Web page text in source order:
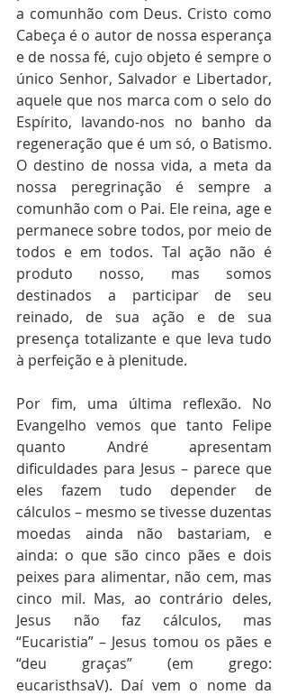
a comunhão com Deus. Cristo como
Cabeça é o autor de nossa esperança
e de nossa fé, cujo objeto é sempre o
único Senhor, Salvador e Libertador,
aquele que nos marca com o selo do
Espírito, lavando-nos no banho da
regeneração que é um só, o Batismo.
O destino de nossa vida, a meta da
nossa peregrinação é sempre a
comunhão com o Pai. Ele reina, age e
permanece sobre todos, por meio de
todos e em todos. Tal ação não é
produto nosso, mas somos
destinados a participar de seu
reinado, de sua ação e de sua
presença totalizante e que leva tudo
à perfeição e à plenitude.
Por fim, uma última reflexão. No
Evangelho vemos que tanto Felipe
quanto André apresentam
dificuldades para Jesus – parece que
eles fazem tudo depender de
cálculos – mesmo se tivesse duzentas
moedas ainda não bastariam, e
ainda: o que são cinco pães e dois
peixes para alimentar, não cem, mas
cinco mil. Mas, ao contrário deles,
Jesus não faz cálculos, mas
“Eucaristia” – Jesus tomou os pães e
“deu graças” (em grego:
eucaristhsaV). Daí vem o nome da